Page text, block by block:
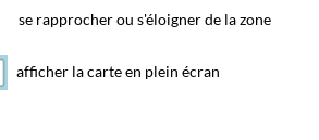
se rapprocher ou s'éloigner de la zone
afficher la carte en plein écran